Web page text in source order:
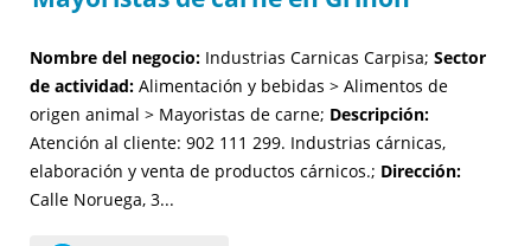
Nombre del negocio: Industrias Carnicas Carpisa; Sector
de actividad: Alimentación y bebidas > Alimentos de
origen animal > Mayoristas de carne; Descripción:
Atención al cliente: 902 111 299. Industrias cárnicas,
elaboración y venta de productos cárnicos.; Dirección:
Calle Noruega, 3...